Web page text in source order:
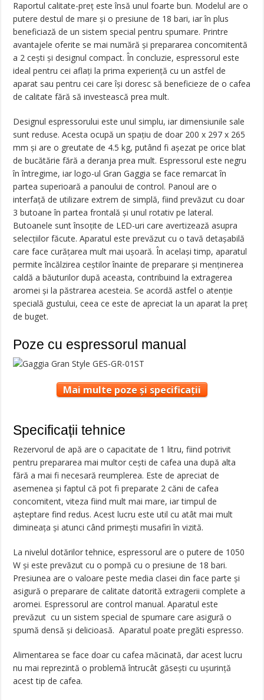
Raportul calitate-preț este însă unul foarte bun. Modelul are o
putere destul de mare și o presiune de 18 bari, iar în plus
beneficiază de un sistem special pentru spumare. Printre
avantajele oferite se mai numără și prepararea concomitentă
a 2 cești și designul compact. În concluzie, espressorul este
ideal pentru cei aflați la prima experiență cu un astfel de
aparat sau pentru cei care își doresc să beneficieze de o cafea
de calitate fără să investească prea mult.
Designul espressorului este unul simplu, iar dimensiunile sale
sunt reduse. Acesta ocupă un spațiu de doar 200 x 297 x 265
mm și are o greutate de 4.5 kg, putând fi așezat pe orice blat
de bucătărie fără a deranja prea mult. Espressorul este negru
în întregime, iar logo-ul Gran Gaggia se face remarcat în
partea superioară a panoului de control. Panoul are o
interfață de utilizare extrem de simplă, fiind prevăzut cu doar
3 butoane în partea frontală și unul rotativ pe lateral.
Butoanele sunt însoțite de LED-uri care avertizează asupra
selecțiilor făcute. Aparatul este prevăzut cu o tavă detașabilă
care face curățarea mult mai ușoară. În același timp, aparatul
permite încălzirea ceștilor înainte de preparare și menținerea
caldă a băuturilor după aceasta, contribuind la extragerea
aromei și la păstrarea acesteia. Se acordă astfel o atenție
specială gustului, ceea ce este de apreciat la un aparat la preț
de buget.
Poze cu espressorul manual
Mai multe poze și specificații
Specificații tehnice
Rezervorul de apă are o capacitate de 1 litru, fiind potrivit
pentru prepararea mai multor cești de cafea una după alta
fără a mai fi necesară reumplerea. Este de apreciat de
asemenea și faptul că pot fi preparate 2 căni de cafea
concomitent, viteza fiind mult mai mare, iar timpul de
așteptare find redus. Acest lucru este util cu atât mai mult
dimineața și atunci când primești musafiri în vizită.
La nivelul dotărilor tehnice, espressorul are o putere de 1050
W și este prevăzut cu o pompă cu o presiune de 18 bari.
Presiunea are o valoare peste media clasei din face parte și
asigură o preparare de calitate datorită extragerii complete a
aromei. Espressorul are control manual. Aparatul este
prevăzut cu un sistem special de spumare care asigură o
spumă densă și delicioasă. Aparatul poate pregăti espresso.
Alimentarea se face doar cu cafea măcinată, dar acest lucru
nu mai reprezintă o problemă întrucât găsești cu ușurință
acest tip de cafea.